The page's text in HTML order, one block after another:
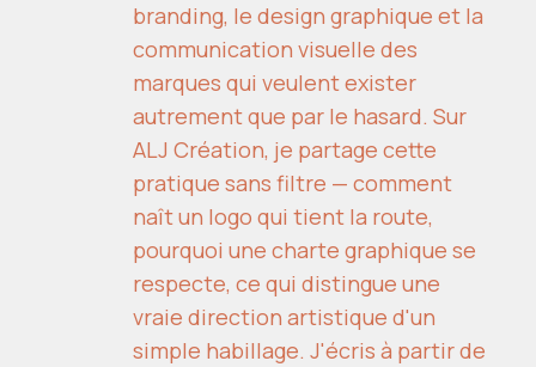
branding, le design graphique et la
communication visuelle des
marques qui veulent exister
autrement que par le hasard. Sur
ALJ Création, je partage cette
pratique sans filtre — comment
naît un logo qui tient la route,
pourquoi une charte graphique se
respecte, ce qui distingue une
vraie direction artistique d'un
simple habillage. J'écris à partir de